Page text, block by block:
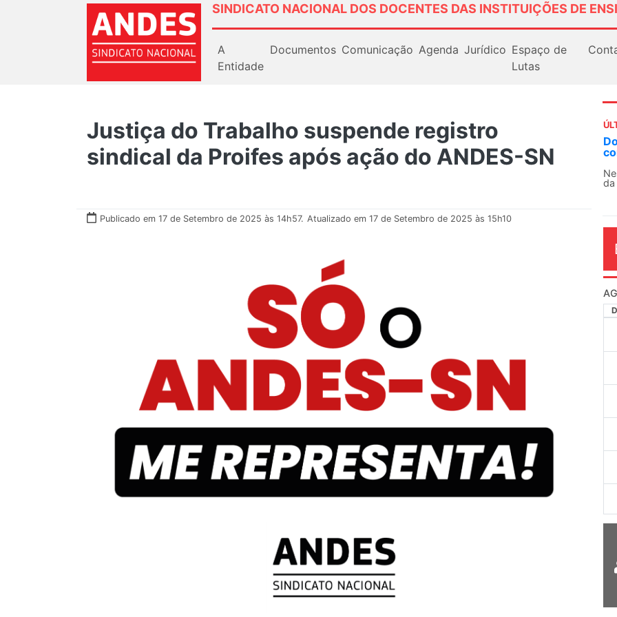
SINDICATO NACIONAL DOS DOCENTES DAS INSTITUIÇÕES DE
A
Entidade
Documentos Comunicação Agenda Jurídico Espaço de
Lutas
Justiça do Trabalho suspende registro
sindical da Proifes após ação do ANDES-SN
Publicado em 17 de Setembro de 2025 às 14h57. Atualizado em 17 de Setembro de 2025 às 15h10
Docentes paralisam novamente as atividades
contra as políticas de Milei na Argentina
Nessa segunda-feira (3), sindicatos de docentes
O